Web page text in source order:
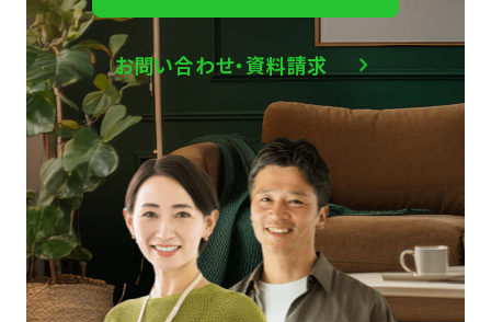
お問い合わせ・資料請求